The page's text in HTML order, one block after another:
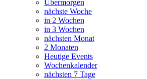
Übermorgen
nächste Woche
in 2 Wochen
in 3 Wochen
nächsten Monat
2 Monaten
Heutige Events
Wochenkalender
nächsten 7 Tage